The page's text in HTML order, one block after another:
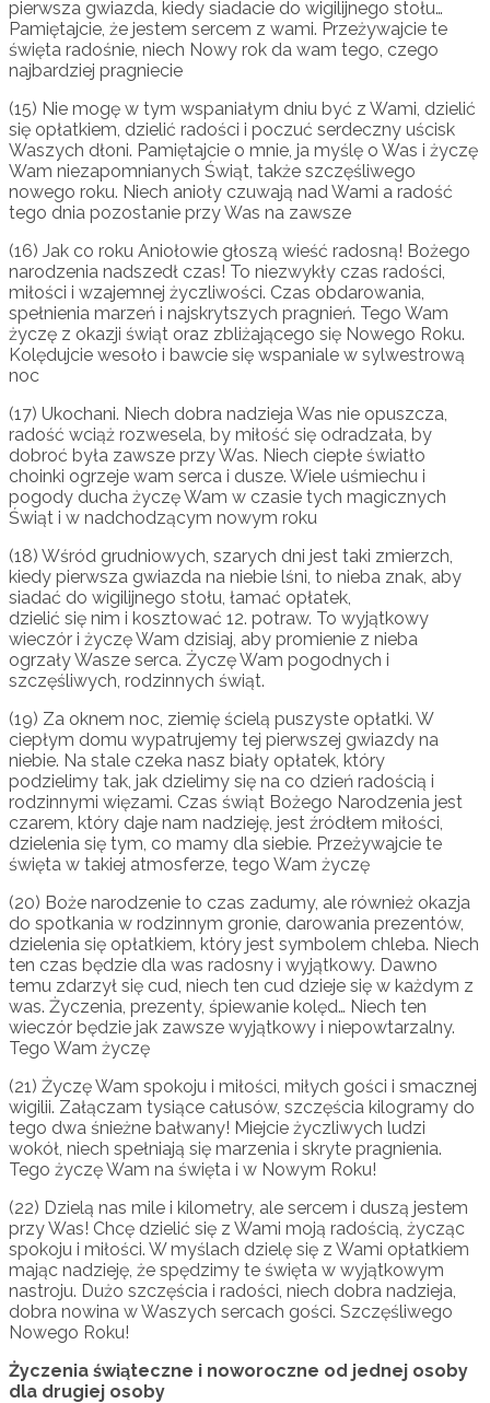
pierwsza gwiazda, kiedy siadacie do wigilijnego stołu…
Pamiętajcie, że jestem sercem z wami. Przeżywajcie te
święta radośnie, niech Nowy rok da wam tego, czego
najbardziej pragniecie
(15) Nie mogę w tym wspaniałym dniu być z Wami, dzielić
się opłatkiem, dzielić radości i poczuć serdeczny uścisk
Waszych dłoni. Pamiętajcie o mnie, ja myślę o Was i życzę
Wam niezapomnianych Świąt, także szczęśliwego
nowego roku. Niech anioły czuwają nad Wami a radość
tego dnia pozostanie przy Was na zawsze
(16) Jak co roku Aniołowie głoszą wieść radosną! Bożego
narodzenia nadszedł czas! To niezwykły czas radości,
miłości i wzajemnej życzliwości. Czas obdarowania,
spełnienia marzeń i najskrytszych pragnień. Tego Wam
życzę z okazji świąt oraz zbliżającego się Nowego Roku.
Kolędujcie wesoło i bawcie się wspaniale w sylwestrową
noc
(17) Ukochani. Niech dobra nadzieja Was nie opuszcza,
radość wciąż rozwesela, by miłość się odradzała, by
dobroć była zawsze przy Was. Niech ciepłe światło
choinki ogrzeje wam serca i dusze. Wiele uśmiechu i
pogody ducha życzę Wam w czasie tych magicznych
Świąt i w nadchodzącym nowym roku
(18) Wśród grudniowych, szarych dni jest taki zmierzch,
kiedy pierwsza gwiazda na niebie lśni, to nieba znak, aby
siadać do wigilijnego stołu, łamać opłatek,
dzielić się nim i kosztować 12. potraw. To wyjątkowy
wieczór i życzę Wam dzisiaj, aby promienie z nieba
ogrzały Wasze serca. Życzę Wam pogodnych i
szczęśliwych, rodzinnych świąt.
(19) Za oknem noc, ziemię ścielą puszyste opłatki. W
ciepłym domu wypatrujemy tej pierwszej gwiazdy na
niebie. Na stale czeka nasz biały opłatek, który
podzielimy tak, jak dzielimy się na co dzień radością i
rodzinnymi więzami. Czas świąt Bożego Narodzenia jest
czarem, który daje nam nadzieję, jest źródłem miłości,
dzielenia się tym, co mamy dla siebie. Przeżywajcie te
święta w takiej atmosferze, tego Wam życzę
(20) Boże narodzenie to czas zadumy, ale również okazja
do spotkania w rodzinnym gronie, darowania prezentów,
dzielenia się opłatkiem, który jest symbolem chleba. Niech
ten czas będzie dla was radosny i wyjątkowy. Dawno
temu zdarzył się cud, niech ten cud dzieje się w każdym z
was. Życzenia, prezenty, śpiewanie kolęd… Niech ten
wieczór będzie jak zawsze wyjątkowy i niepowtarzalny.
Tego Wam życzę
(21) Życzę Wam spokoju i miłości, miłych gości i smacznej
wigilii. Załączam tysiące całusów, szczęścia kilogramy do
tego dwa śnieżne bałwany! Miejcie życzliwych ludzi
wokół, niech spełniają się marzenia i skryte pragnienia.
Tego życzę Wam na święta i w Nowym Roku!
(22) Dzielą nas mile i kilometry, ale sercem i duszą jestem
przy Was! Chcę dzielić się z Wami moją radością, życząc
spokoju i miłości. W myślach dzielę się z Wami opłatkiem
mając nadzieję, że spędzimy te święta w wyjątkowym
nastroju. Dużo szczęścia i radości, niech dobra nadzieja,
dobra nowina w Waszych sercach gości. Szczęśliwego
Nowego Roku!
Życzenia świąteczne i noworoczne od jednej osoby
dla drugiej osoby